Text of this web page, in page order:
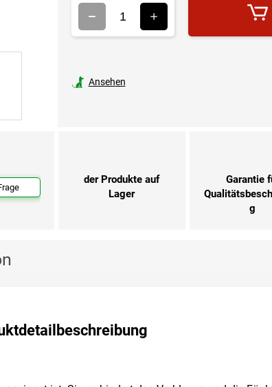
Ansehen
der Produkte auf
Lager
Garantie
g